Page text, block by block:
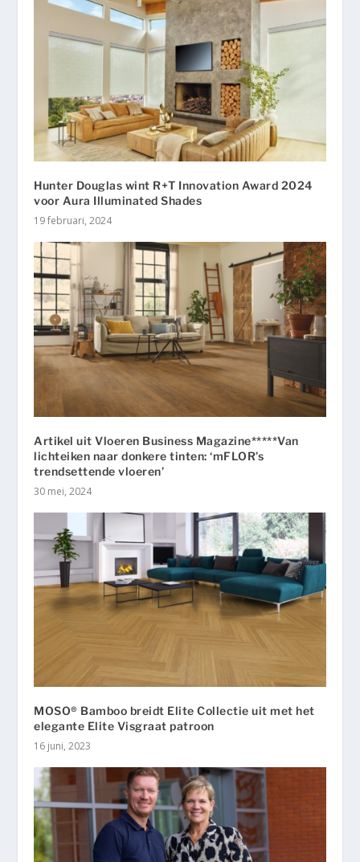
Hunter Douglas wint R+T Innovation Award 2024
voor Aura Illuminated Shades
19 februari, 2024
Artikel uit Vloeren Business Magazine*****Van
lichteiken naar donkere tinten: ‘mFLOR’s
trendsettende vloeren’
30 mei, 2024
MOSO® Bamboo breidt Elite Collectie uit met het
elegante Elite Visgraat patroon
16 juni, 2023